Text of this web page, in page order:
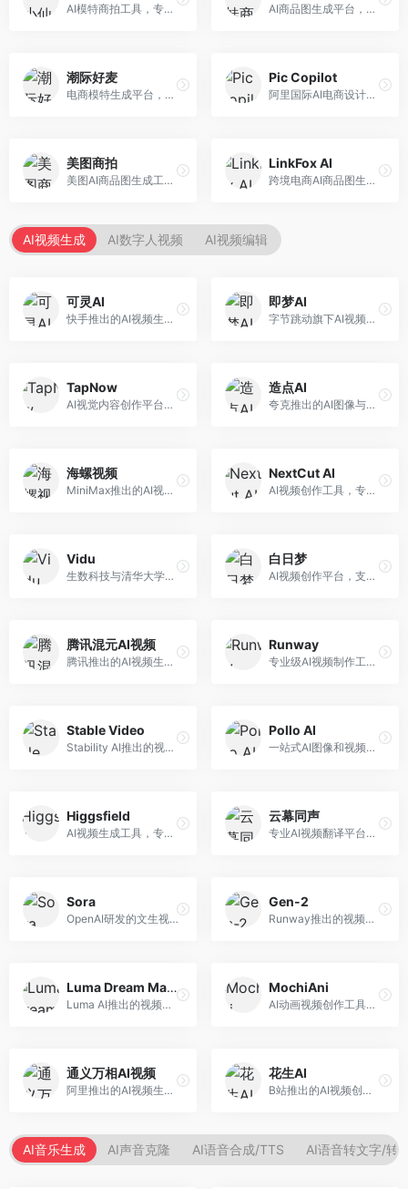
AI模特商拍工具，专注于服装电商。面向服装电商卖家，提供虚拟模特试穿、商品展示图生成等服务，模特形象多样，拍摄成本低。 AI商品图生成平台，支持模特换装和场景生成。面向电商卖家，提供商品上身效果展示、场景化商品图生成等服务，电商营销效果显著。
潮际好麦
电商模特生成平台，支持AI虚拟模特创作。面向服装和配饰电商，提供模特试穿、商品展示、营销素材生成等服务，模特形象可定制。
Pic Copilot
阿里国际AI电商设计工具，专注于跨境电商。面向跨境电商卖家，提供商品图优化、营销海报生成、多语言适配等服务，海外市场适配性强。
美图商拍
美图AI商品图生成工具，整合美图生态。面向电商卖家，提供商品图美化、模特替换、场景生成等服务，移动端操作便捷。
LinkFox AI
跨境电商AI商品图生成工具。面向跨境电商卖家，支持多语言商品图生成、模特替换、场景优化等服务，适配海外电商平台需求。
AI视频生成 AI数字人视频 AI视频编辑
可灵AI
快手推出的AI视频生成平台，支持文生视频和图生视频，可生成长达2分钟的高质量视频内容。面向短视频创作者和营销人员，操作简便，生成效果逼真，适合商业推广和创意表达。
即梦AI
字节跳动旗下AI视频创作平台，支持多模态内容生成。面向内容创作者和营销人员，提供文生视频、图生视频、智能剪辑等功能，中文理解能力强，创作效率高。
TapNow
AI视觉内容创作平台，整合图像与视频生成能力。面向内容创作者，提供文生图、文生视频、智能编辑等服务，创作工具丰富，一站式体验便捷。
造点AI
夸克推出的AI图像与视频创作平台。面向普通用户和内容创作者，提供文生图、文生视频等功能，操作简便，与夸克生态深度整合。
海螺视频
MiniMax推出的AI视频生成工具，支持高质量视频创作。面向内容创作者，提供文生视频、视频编辑等功能，生成速度快，视频效果自然流畅。
NextCut AI
AI视频创作工具，专注于智能剪辑和视频生成。面向视频创作者，提供智能剪辑、视频生成、特效添加等功能，剪辑效率高，适合快节奏内容生产。
Vidu
生数科技与清华大学联合研发的AI视频生成大模型。面向视频创作者和内容生产者，支持文生视频、图生视频，视频质量高，物理运动理解准确，国产视频生成领先工具。
白日梦
AI视频创作平台，支持生成长达50分钟的长视频内容。面向长视频创作者和内容生产者，支持故事视频生成、视频编辑等功能，适合叙事性内容创作。
腾讯混元AI视频
腾讯推出的AI视频生成工具，基于混元大模型。面向腾讯生态用户和内容创作者，支持文生视频、视频编辑等功能，与腾讯产品生态深度整合。
Runway
专业级AI视频制作工具，支持视频生成与编辑。面向影视制作人和创意工作者，提供文生视频、视频编辑、绿幕抠像等专业功能，视频处理能力强，适合专业创作场景。
Stable Video
Stability AI推出的视频生成模型，开源可部署。面向开发者和专业创作者，支持视频生成、视频编辑等功能，开源生态完善，定制化程度高。
Pollo AI
一站式AI图像和视频创作平台，整合多种生成工具。面向内容创作者，提供文生图、文生视频、视频编辑等服务，创作工具全面，一站式体验便捷。
Higgsfield
AI视频生成工具，专注于高质量视频内容创作。面向视频创作者和营销人员，支持文生视频、视频编辑等功能，视频效果逼真，适合商业应用。
云幕同声
专业AI视频翻译平台，支持视频多语言配音和字幕生成。面向跨境电商和内容出海从业者，提供视频翻译、配音、字幕生成等服务，多语言支持完善。
Sora
OpenAI研发的文生视频大模型，可根据文字描述生成长达60秒的高清视频。面向影视创作者、广告从业者和内容生产者，视频连贯性强，物理世界理解准确，代表了AI视频生成的最高水平。
Gen-2
Runway推出的视频生成模型，专注于文生视频和视频风格转换。面向影视制作人和创意工作者，支持文本到视频、图像到视频等多种生成模式，视频质量专业级。
Luma Dream Machine
Luma AI推出的视频生成工具，专注于高质量视频创作。面向影视创作者和内容生产者，支持文生视频、图生视频，视频质量高，物理运动流畅自然。
MochiAni
AI动画视频创作工具，专注于动画内容生成。面向动画创作者和二次元内容生产者，支持动画风格视频生成，动画效果流畅，适合动漫内容创作。
通义万相AI视频
阿里推出的AI视频生成服务，整合图像与视频创作能力。面向电商和营销从业者，支持商品视频生成、营销视频制作等服务，商业应用场景丰富。
花生AI
B站推出的AI视频创作工具，专注于短视频内容生成。面向B站创作者，支持视频生成、视频编辑等功能，与B站平台深度整合，创作效率高。
AI音乐生成 AI声音克隆 AI语音合成/TTS AI语音转文字/转